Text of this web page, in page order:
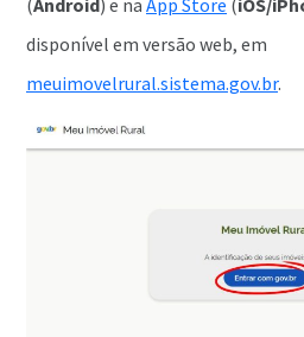
(Android) e na App Store (iOS/
disponível em versão web, em
meuimovelrural.sistema.gov.br.